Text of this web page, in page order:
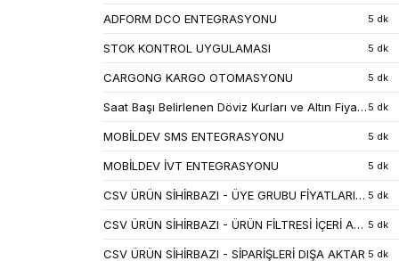
ADFORM DCO ENTEGRASYONU 5 dk
STOK KONTROL UYGULAMASI 5 dk
CARGONG KARGO OTOMASYONU 5 dk
Saat Başı Belirlenen Döviz Kurları ve Altın Fiyatları 5 dk
MOBİLDEV SMS ENTEGRASYONU 5 dk
MOBİLDEV İVT ENTEGRASYONU 5 dk
CSV ÜRÜN SİHİRBAZI - ÜYE GRUBU FİYATLARI İÇERİ AKTAR 5 dk
CSV ÜRÜN SİHİRBAZI - ÜRÜN FİLTRESİ İÇERİ AKTAR 5 dk
CSV ÜRÜN SİHİRBAZI - SİPARİŞLERİ DIŞA AKTAR 5 dk